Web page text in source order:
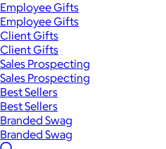
Employee Gifts
Employee Gifts
Client Gifts
Client Gifts
Sales Prospecting
Sales Prospecting
Best Sellers
Best Sellers
Branded Swag
Branded Swag